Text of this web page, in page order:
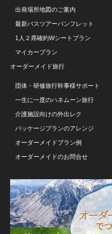
出発場所地図のご案内
最新バスツアーパンフレット
1人２席確約Wシートプラン
マイカープラン
オーダーメイド旅行
団体・研修旅行幹事様サポート
一生に一度のハネムーン旅行
介護施設向けの外出レク
パッケージプランのアレンジ
オーダーメイドプラン例
オーダーメイドのお問合せ